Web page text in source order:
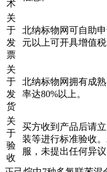
术
关
于
发
票
北纳标物网可自助
元以上可开具增值税
关
于
发
货
北纳标物网拥有成
率达80%以上。
关
于
验
收
买方收到产品后请
装等进行标准验收
服，未提出任何异